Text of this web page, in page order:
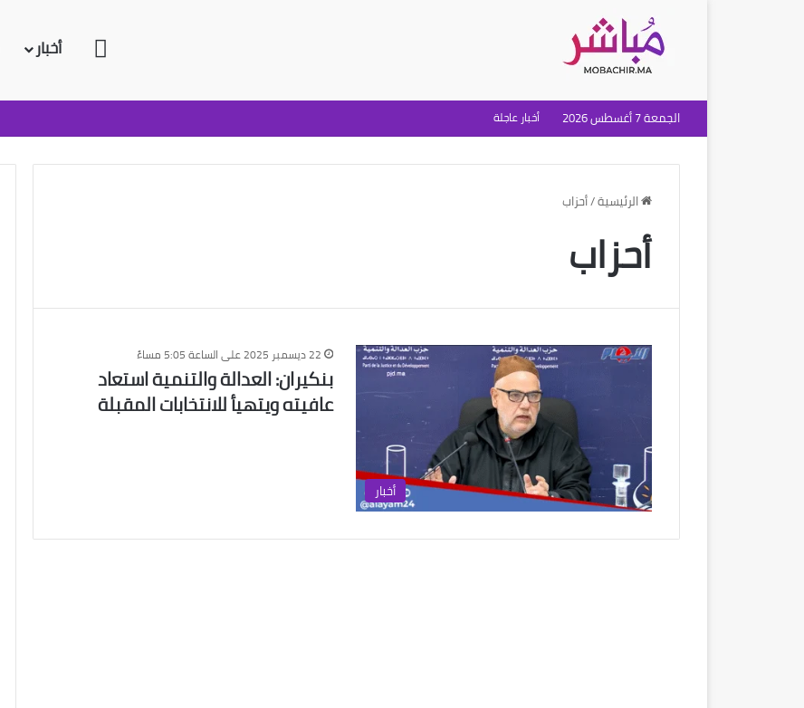
الرئيسية
أخبار
الجمعة 7 أغسطس 2026 أخبار عاجلة
الرئيسية/أحزاب
أحزاب
أخبار
22 ديسمبر 2025 على الساعة 5:05 مساءً
بنكيران: العدالة والتنمية استعاد
عافيته ويتهيأ للانتخابات المقبلة